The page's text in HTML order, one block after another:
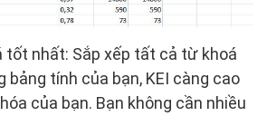
tốt nhất: Sắp xếp tất cả từ khoá
bảng tính của bạn, KEI càng cao
của bạn. Bạn không cần nhiều